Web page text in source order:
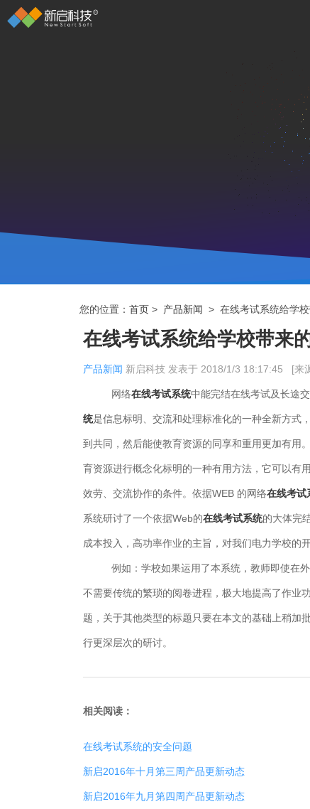
您的位置： 首页 > 产品新闻 > 在线考试系统给学
在线考试系统给学校带来
产品新闻 新启科技 发表于 2018/1/3 18:17:45 [来
网络在线考试系统中能完结在线考试及长途
统是信息标明、交流和处理标准化的一种全新方式
到共同，然后能使教育资源的同享和重用更加有用
育资源进行概念化标明的一种有用方法，它可以有
效劳、交流协作的条件。依据WEB 的网络在线考试
系统研讨了一个依据Web的在线考试系统的大体完
成本投入，高功率作业的主旨，对我们电力学校的
例如：学校如果运用了本系统，教师即使在外
不需要传统的繁琐的阅卷进程，极大地提高了作业
题，关于其他类型的标题只要在本文的基础上稍加
行更深层次的研讨。
相关阅读：
在线考试系统的安全问题
新启2016年十月第三周产品更新动态
新启2016年九月第四周产品更新动态